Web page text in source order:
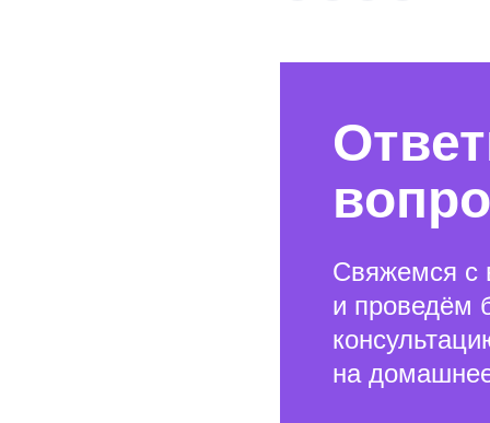
Свяжемся с
и проведём
на